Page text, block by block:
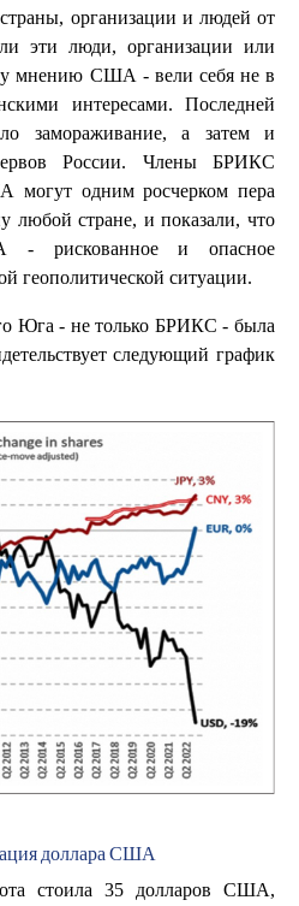
организации и людей от
эти люди, организации или
мнению США - вели себя не в
интересами. Последней
замораживание, а затем и
России. Члены БРИКС
могут одним росчерком пера
любой стране, и показали, что
- рискованное и опасное
геополитической ситуации.
Юга - не только БРИКС - была
следующий график
доллара США
стоила 35 долларов США,